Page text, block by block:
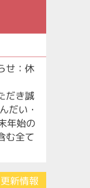
せ：休
だき誠
だい・
年始の
む全て
更新情報